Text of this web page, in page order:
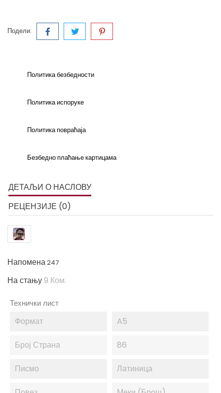
Подели:
Политика безбедности
Политика испоруке
Политика повраћаја
Безбедно плаћање картицама
ДЕТАЉИ О НАСЛОВУ
РЕЦЕНЗИЈЕ (0)
Напомена247
На стању 9 Ком.
Технички лист
Формат A5
Број Страна 86
Писмо Латиница